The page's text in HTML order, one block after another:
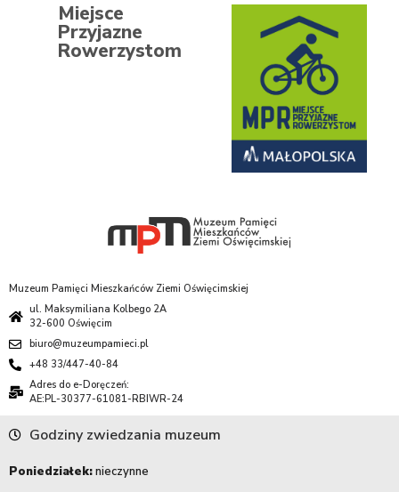
Miejsce
Przyjazne
Rowerzystom
Muzeum Pamięci Mieszkańców Ziemi Oświęcimskiej
ul. Maksymiliana Kolbego 2A
32-600 Oświęcim
biuro@muzeumpamieci.pl
+48 33/447-40-84
Adres do e-Doręczeń:
AE:PL-30377-61081-RBIWR-24
Godziny zwiedzania muzeum
Poniedziałek:nieczynne